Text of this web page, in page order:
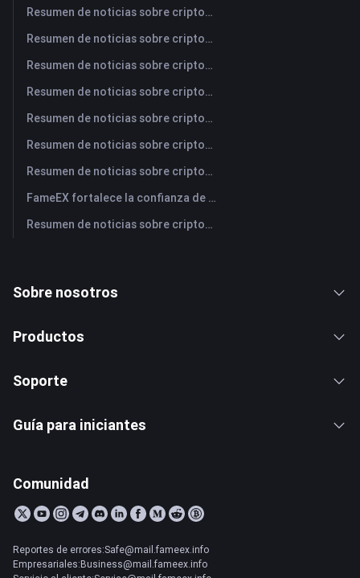
Resumen de noticias sobre criptomonedas de FameEX de hoy | 6 de agosto de 2026
Resumen de noticias sobre criptomonedas de FameEX de hoy | 5 de agosto de 2026
Resumen de noticias sobre criptomonedas de FameEX de hoy | 4 de agosto de 2026
Resumen de noticias sobre criptomonedas de FameEX de hoy | 3 de agosto de 2026
Resumen de noticias sobre criptomonedas de FameEX de hoy | 31 de julio de 2026
Resumen de noticias sobre criptomonedas de FameEX de hoy | 30 de julio de 2026
Resumen de noticias sobre criptomonedas de FameEX de hoy | 29 de julio de 2026
FameEX fortalece la confianza de los usuarios a través de ocho años de operaciones estables y crecimiento global
Resumen de noticias sobre criptomonedas de FameEX de hoy | 28 de julio de 2026
Sobre nosotros
Productos
Soporte
Guía para iniciantes
Comunidad
Reportes de errores:Safe@mail.fameex.info
Empresariales:Business@mail.fameex.info